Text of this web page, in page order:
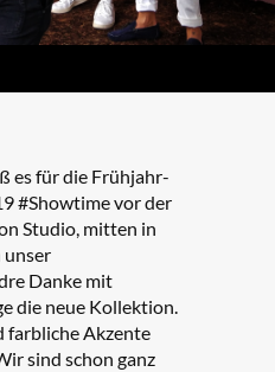
es für die Frühjahr-
#Showtime vor der
Studio, mitten in
unser
Danke mit
die neue Kollektion.
farbliche Akzente
sind schon ganz